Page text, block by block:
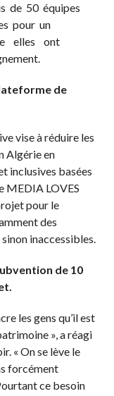
de 50 équipes
pour un
elles ont
de
vise à réduire les
Algérie en
inclusives basées
MEDIA LOVES
pour le
des
inaccessibles.
de 10
les gens qu’il est
», a réagi
« On se lève le
forcément
ce besoin